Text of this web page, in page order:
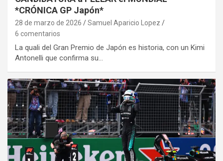
*CRÓNICA GP Japón*
28 de marzo de 2026
Samuel Aparicio Lopez
6 comentarios
La quali del Gran Premio de Japón es historia, con un Kimi
Antonelli que confirma su…